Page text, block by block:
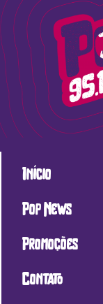
Início
Pop News
Promoções
Contato